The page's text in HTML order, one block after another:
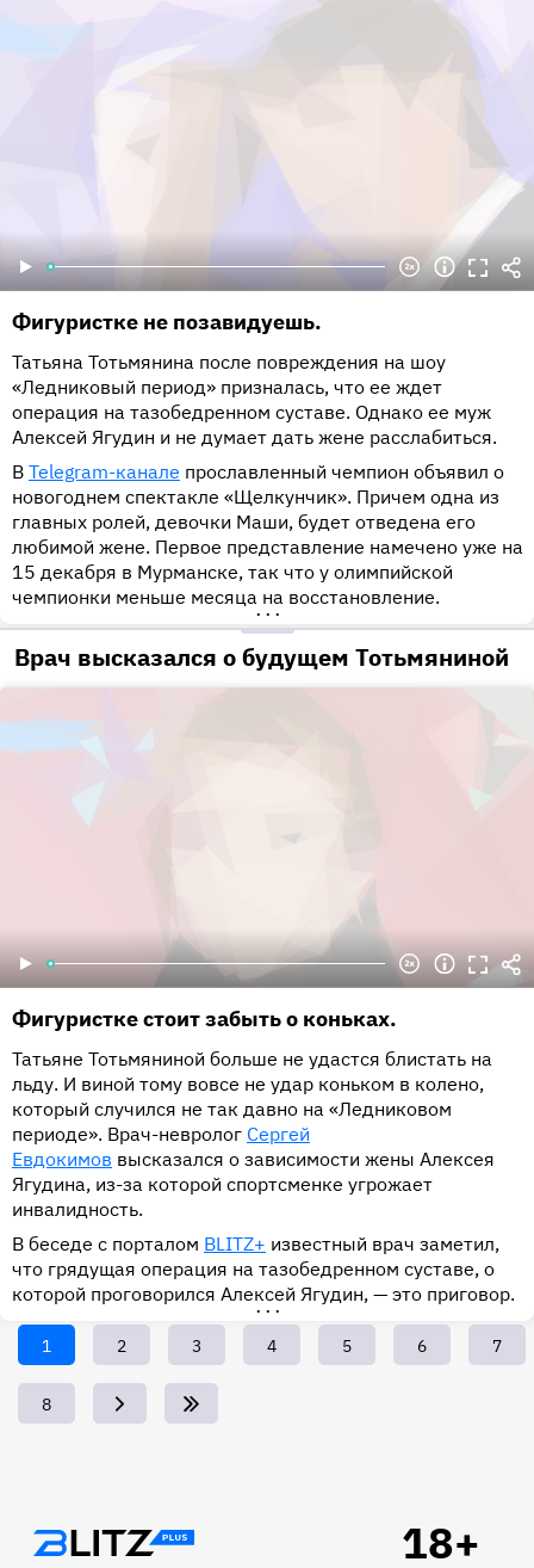
Фигуристке не позавидуешь.
Татьяна Тотьмянина после повреждения на шоу
«Ледниковый период» призналась, что ее ждет
операция на тазобедренном суставе. Однако ее муж
Алексей Ягудин и не думает дать жене расслабиться.
В Telegram-канале прославленный чемпион объявил о
новогоднем спектакле «Щелкунчик». Причем одна из
главных ролей, девочки Маши, будет отведена его
любимой жене. Первое представление намечено уже на
15 декабря в Мурманске, так что у олимпийской
чемпионки меньше месяца на восстановление.
•••
Врач высказался о будущем Тотьмяниной
Фигуристке стоит забыть о коньках.
Татьяне Тотьмяниной больше не удастся блистать на
льду. И виной тому вовсе не удар коньком в колено,
который случился не так давно на «Ледниковом
периоде». Врач-невролог Сергей
Евдокимов высказался о зависимости жены Алексея
Ягудина, из-за которой спортсменке угрожает
инвалидность.
В беседе с порталом BLITZ+ известный врач заметил,
что грядущая операция на тазобедренном суставе, о
которой проговорился Алексей Ягудин, — это приговор.
•••
Текущая
страница
1 Page
2 Page
3 Page
4 Page
5 Page
6 Page
7
Page
8
Подвал